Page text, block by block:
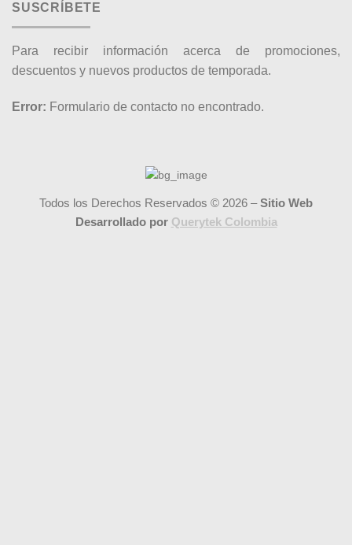
SUSCRÍBETE
Para recibir información acerca de promociones,
descuentos y nuevos productos de temporada.
Error: Formulario de contacto no encontrado.
Todos los Derechos Reservados © 2026 –Sitio Web
Desarrollado por Querytek Colombia